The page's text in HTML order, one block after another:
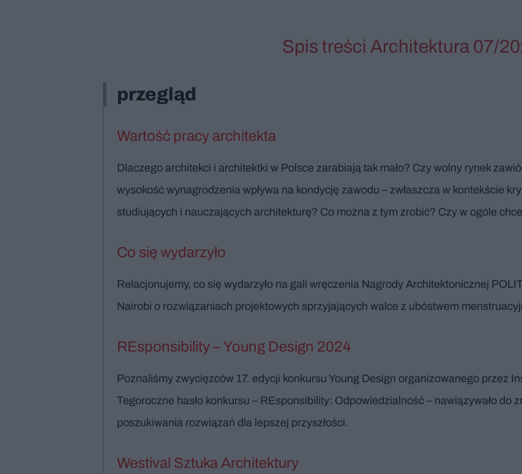
Spis treści Architektura 07/
przegląd
Wartość pracy architekta
Dlaczego architekci i architektki w Polsce zarabiają tak mało? Czy wolny rynek
wysokość wynagrodzenia wpływa na kondycję zawodu – zwłaszcza w kontekście
studiujących i nauczających architekturę? Co można z tym zrobić? Czy w ogóle
Co się wydarzyło
Relacjonujemy, co się wydarzyło na gali wręczenia Nagrody Architektonicznej
Nairobi o rozwiązaniach projektowych sprzyjających walce z ubóstwem
REsponsibility – Young Design 2024
Poznaliśmy zwycięzców 17. edycji konkursu Young Design organizowanego przez
Tegoroczne hasło konkursu – REsponsibility: Odpowiedzialność – nawiązywało do
poszukiwania rozwiązań dla lepszej przyszłości.
Westival Sztuka Architektury